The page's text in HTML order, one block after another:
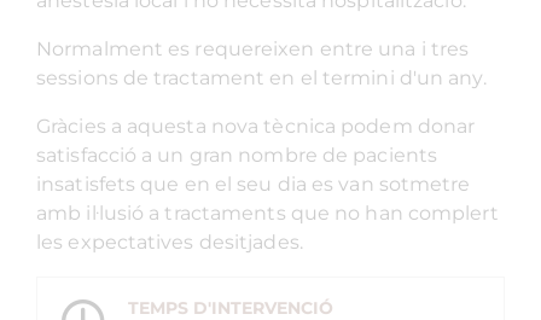
Normalment es requereixen entre una i tres
sessions de tractament en el termini d'un any.
Gràcies a aquesta nova tècnica podem donar
satisfacció a un gran nombre de pacients
insatisfets que en el seu dia es van sotmetre
amb il·lusió a tractaments que no han complert
les expectatives desitjades.
TEMPS D'INTERVENCIÓ